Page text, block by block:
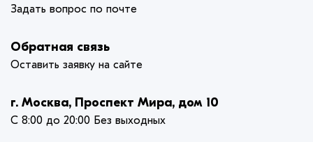
Задать вопрос по почте
Обратная связь
Оставить заявку на сайте
г. Москва, Проспект Мира, дом 10
С 8:00 до 20:00 Без выходных